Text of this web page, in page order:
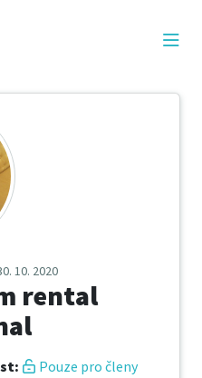
10. 2020
rental
:
Pouze pro členy